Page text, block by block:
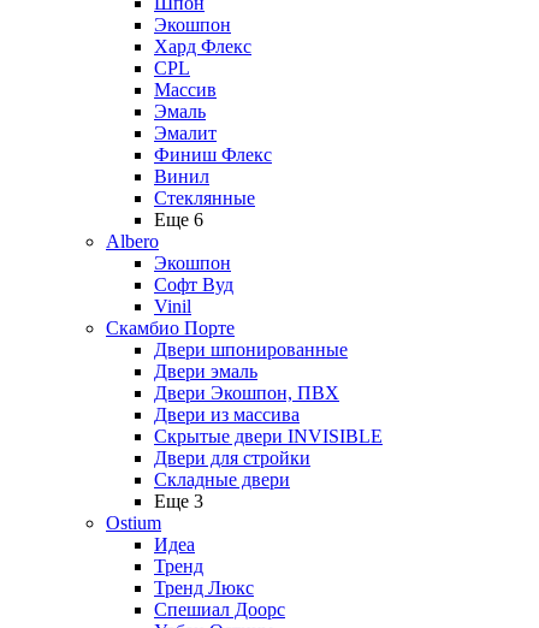
Экошпон
Хард Флекс
CPL
Массив
Эмаль
Эмалит
Финиш Флекс
Винил
Стеклянные
Еще 6
Albero
Экошпон
Софт Вуд
Vinil
Скамбио Порте
Двери шпонированные
Двери эмаль
Двери Экошпон, ПВХ
Двери из массива
Скрытые двери INVISIBLE
Двери для стройки
Складные двери
Еще 3
Ostium
Идеа
Тренд
Тренд Люкс
Спешиал Доорс